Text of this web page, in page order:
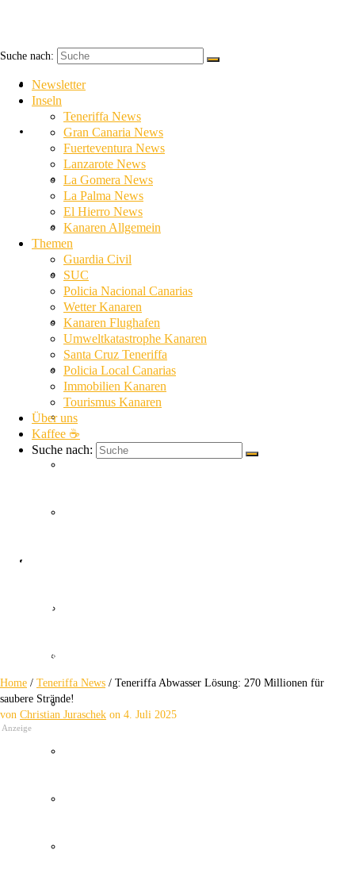
Newsletter
Inseln
Teneriffa News
Gran Canaria News
Fuerteventura News
Lanzarote News
La Gomera News
La Palma News
Policia Nacional Canarias
Suche nach:
Newsletter
Inseln
Teneriffa News
Gran Canaria News
Fuerteventura News
Lanzarote News
La Gomera News
La Palma News
El Hierro News
Kanaren Allgemein
Themen
Guardia Civil
SUC
Policia Nacional Canarias
Wetter Kanaren
Kanaren Flughafen
Umweltkatastrophe Kanaren
Santa Cruz Teneriffa
Policia Local Canarias
Immobilien Kanaren
Tourismus Kanaren
Über uns
Kaffee ☕
Suche nach:
Teneriffa Abwasser
Lösung
270 Millionen für saubere Strände!
Home / Teneriffa News / Teneriffa Abwasser Lösung: 270 Millionen für
saubere Strände!
von Christian Juraschek on 4. Juli 2025
Anzeige